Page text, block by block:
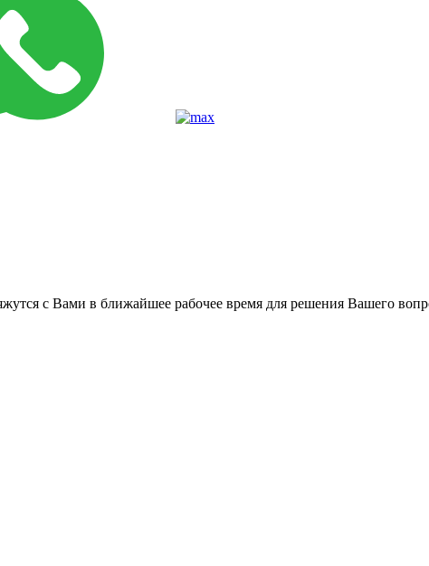
с Вами в ближайшее рабочее время для решения Вашего